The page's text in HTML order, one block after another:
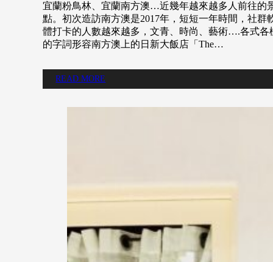
宜蘭粉鳥林、宜蘭南方澳…近幾年越來越多人前往的
點。初次造訪南方澳是2017年，短短一年時間，社群
體打卡的人數越來越多，文青、時尚、藝術….各式各
的字詞形容南方澳上的日新大飯店「The…
READ MORE